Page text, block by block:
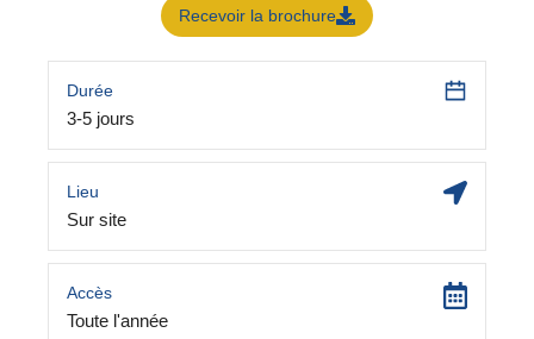
Recevoir la brochure
Durée
3-5 jours
Lieu
Sur site
Accès
Toute l'année